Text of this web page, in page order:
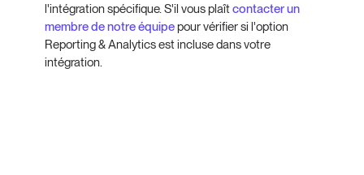
l'intégration spécifique. S'il vous plaîtcontacter un
membre de notre équipepour vérifier si l'option
Reporting & Analytics est incluse dans votre
intégration.